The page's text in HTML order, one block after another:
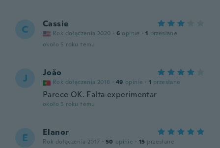
C Cassie
Rok dołączenia 2020 · 6 opinie · 1 przesłane
około 5 roku temu
J João
Rok dołączenia 2018 · 49 opinie · 1 przesłane
Parece OK. Falta experimentar
około 5 roku temu
E Elanor
Rok dołączenia 2017 · 50 opinie · 15 przesłane